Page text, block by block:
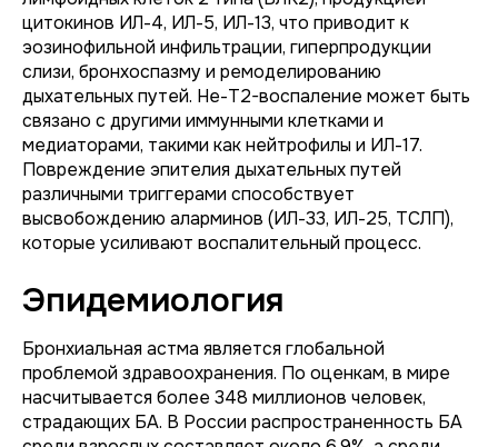
цитокинов ИЛ-4, ИЛ-5, ИЛ-13, что приводит к
эозинофильной инфильтрации, гиперпродукции
слизи, бронхоспазму и ремоделированию
дыхательных путей. Не-Т2-воспаление может быть
связано с другими иммунными клетками и
медиаторами, такими как нейтрофилы и ИЛ-17.
Повреждение эпителия дыхательных путей
различными триггерами способствует
высвобождению аларминов (ИЛ-33, ИЛ-25, ТСЛП),
которые усиливают воспалительный процесс.
Эпидемиология
Бронхиальная астма является глобальной
проблемой здравоохранения. По оценкам, в мире
насчитывается более 348 миллионов человек,
страдающих БА. В России распространенность БА